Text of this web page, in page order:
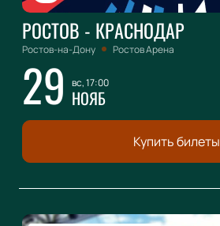
РОСТОВ - КРАСНОДАР
Ростов-на-Дону Ростов Арена
29 вс, 17:00
НОЯБ
Купить билеты